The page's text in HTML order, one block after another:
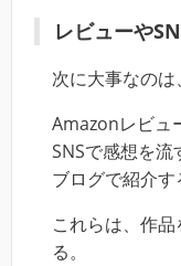
レビューや
次に大事なのは
Amazonレビュ
SNSで感想を流
ブログで紹介す
これらは、作
る。